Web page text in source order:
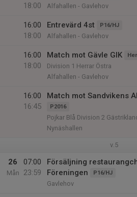
18:00
Alfahallen - Gavlehov
16:00
18:00
Entrevärd 4st P16/HJ
Alfahallen - Gavlehov
16:00
18:00
Match mot Gävle GIK
Division 1 Herrar Östra
Alfahallen - Gavlehov
16:00
16:45
Match mot Sandvikens
P2016
Pojkar Blå Division 2
Nynäshallen
v.5
26
Mån
07:00
23:59
Försäljning
Föreningen
P16/HJ
Gavlehov